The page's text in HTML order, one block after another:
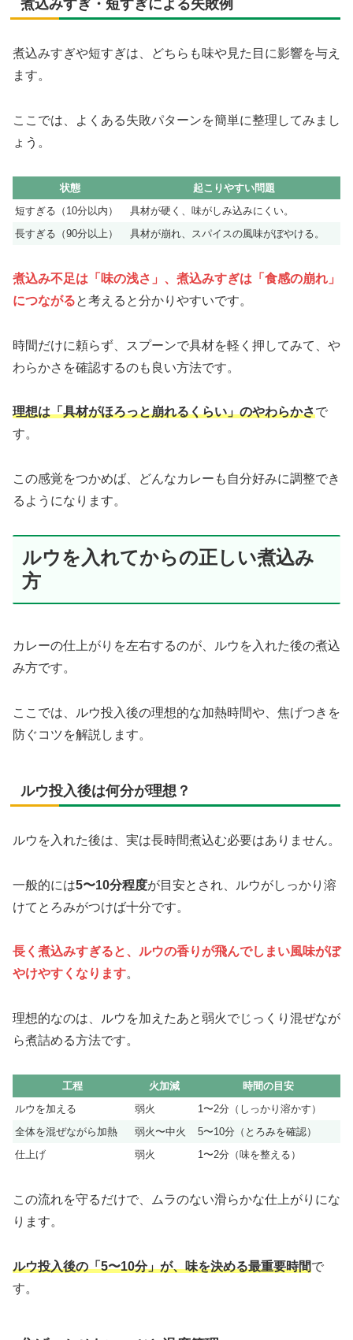
煮込みすぎ・短すぎによる失敗例
煮込みすぎや短すぎは、どちらも味や見た目に影響を与え
ます。
ここでは、よくある失敗パターンを簡単に整理してみまし
ょう。
状態
起こりやすい問題
短すぎる（10分以内）
具材が硬く、味がしみ込みにくい。
長すぎる（90分以上）
具材が崩れ、スパイスの風味がぼやける。
煮込み不足は「味の浅さ」、煮込みすぎは「食感の崩れ」
につながると考えると分かりやすいです。
時間だけに頼らず、スプーンで具材を軽く押してみて、や
わらかさを確認するのも良い方法です。
理想は「具材がほろっと崩れるくらい」のやわらかさで
す。
この感覚をつかめば、どんなカレーも自分好みに調整でき
るようになります。
ルウを入れてからの正しい煮込み
方
カレーの仕上がりを左右するのが、ルウを入れた後の煮込
み方です。
ここでは、ルウ投入後の理想的な加熱時間や、焦げつきを
防ぐコツを解説します。
ルウ投入後は何分が理想？
ルウを入れた後は、実は長時間煮込む必要はありません。
一般的には5〜10分程度が目安とされ、ルウがしっかり溶
けてとろみがつけば十分です。
長く煮込みすぎると、ルウの香りが飛んでしまい風味がぼ
やけやすくなります。
理想的なのは、ルウを加えたあと弱火でじっくり混ぜなが
ら煮詰める方法です。
工程 火加減
時間の目安
ルウを加える
弱火
1〜2分（しっかり溶かす）
全体を混ぜながら加熱
弱火〜中火
5〜10分（とろみを確認）
仕上げ
弱火 1〜2分（味を整える）
この流れを守るだけで、ムラのない滑らかな仕上がりにな
ります。
ルウ投入後の「5〜10分」が、味を決める最重要時間で
す。